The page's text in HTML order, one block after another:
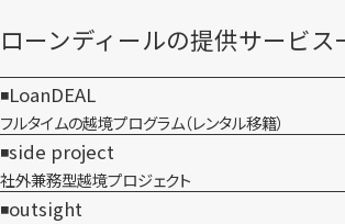
ローンディールの​提供サービス
LoanDEAL
フルタイムの越境プログラム​（レンタル移籍）
side project
社外兼務型​越境プロジェクト
outsight